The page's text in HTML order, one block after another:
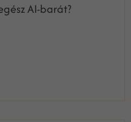
AI-barát?